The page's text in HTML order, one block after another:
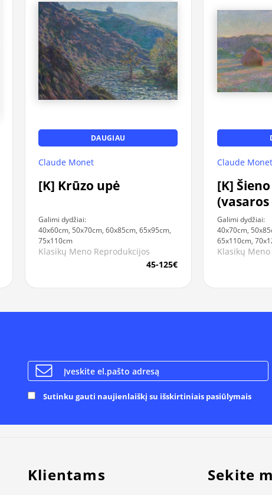
DAUGIAU
Claude Monet
[K] Krūzo upė
Galimi dydžiai:
40x60cm, 50x70cm, 60x85cm, 65x95cm,
75x110cm
Klasikų Meno Reprodukcijos
45-125€
Claude Monet
[K]
Galimi dydžiai:
40x70cm,
65x110cm,
Klasikų
Sutinku gauti naujienlaiškį su išskirtiniais pasiūlymais
Klientams Sekite